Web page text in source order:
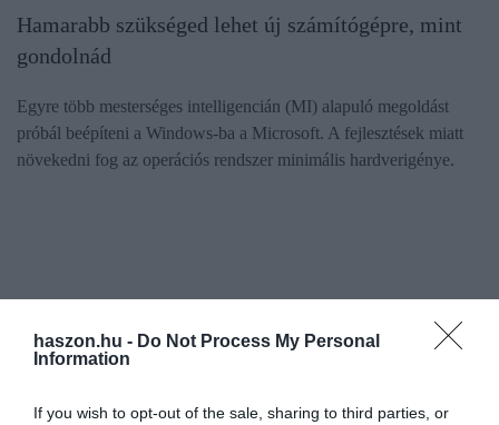
haszon.hu - Do Not Process My Personal
Information
If you wish to opt-out of the sale, sharing to third parties, or
Hamarabb szükséged lehet új számítógépre, mint
gondolnád
Egyre több mesterséges intelligencián (MI) alapuló megoldást
próbál beépíteni a Windows-ba a Microsoft. A fejlesztések miatt
növekedni fog az operációs rendszer minimális hardverigénye.